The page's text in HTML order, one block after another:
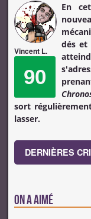
Vincent L.
90
En
dés
sort
lasser.
DERNIÈRES
On a aimé